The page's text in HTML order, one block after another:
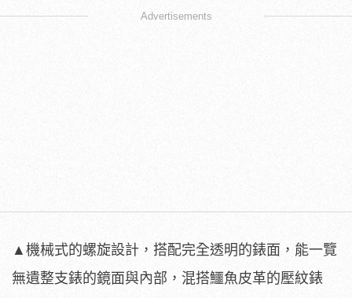
Advertisements
▲機械式的螺旋設計，搭配完全透明的錶面，能一覽
無遺整支錶的鏡面與內部，混搭鱷魚皮革的壓紋錶